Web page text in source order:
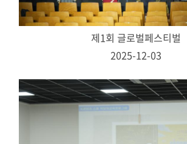
제1회 글로벌페스티벌
2025-12-03